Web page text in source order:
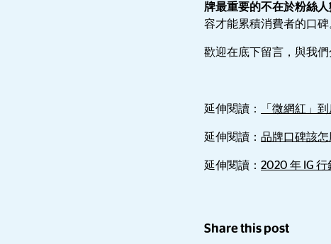
牌最重要的不在於粉絲
容才能累積消費者的口碑
歡迎在底下留言，與我
延伸閱讀： 「微網紅」
延伸閱讀： 品牌口碑該怎
延伸閱讀： 2020 年 IG 行
Share this post